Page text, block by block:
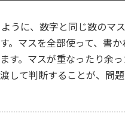
うに、数字と同じ数のマ
。マスを全部使って、書か
す。マスが重なったり余っ
して判断することが、問